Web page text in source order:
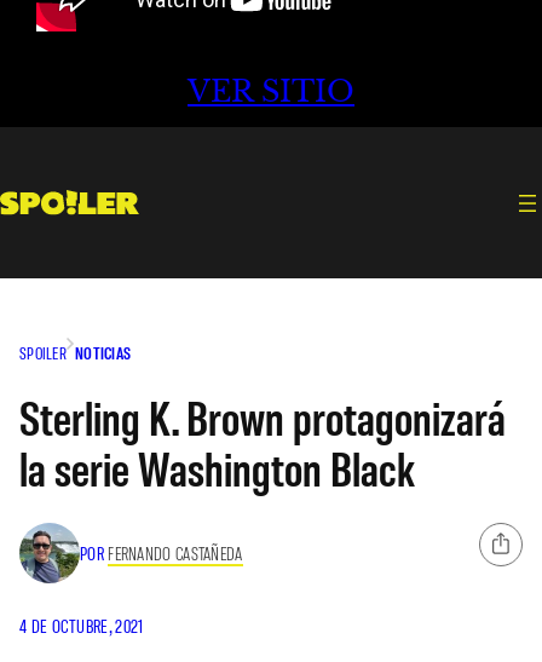
VER SITIO
SPOILER NOTICIAS
Sterling K. Brown protagonizará
la serie Washington Black
POR FERNANDO CASTAÑEDA
4 DE OCTUBRE, 2021